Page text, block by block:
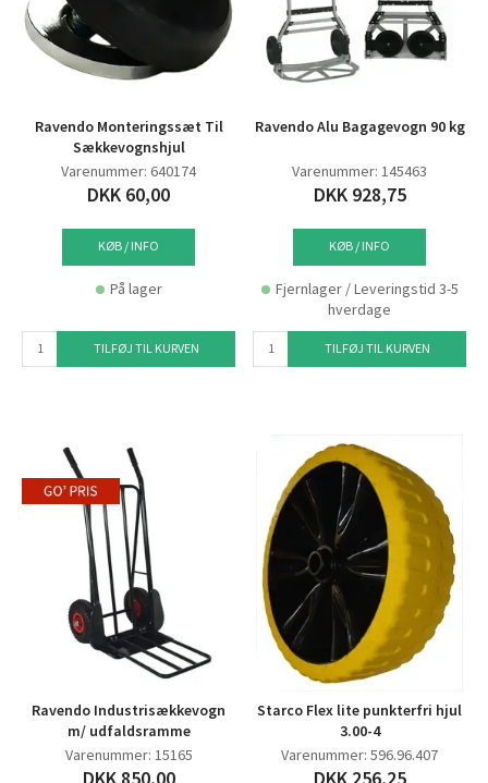
Ravendo Monteringssæt Til
Sækkevognshjul
Varenummer: 640174
DKK 60,00
KØB / INFO
På lager
TILFØJ TIL KURVEN
Ravendo Alu Bagagevogn 90 kg
Varenummer: 145463
DKK 928,75
KØB / INFO
Fjernlager / Leveringstid 3-5
hverdage
TILFØJ TIL KURVEN
Ravendo Industrisækkevogn
m/ udfaldsramme
Varenummer: 15165
Starco Flex lite punkterfri hjul
3.00-4
Varenummer: 596.96.407